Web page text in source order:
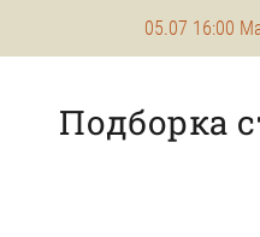
Подборка
05.07 16:00